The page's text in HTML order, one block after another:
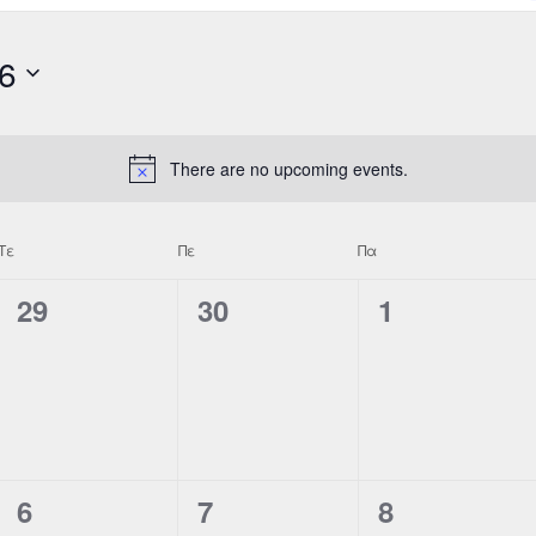
There are no upcoming events.
Πε Πα
0
29
0
30
0
1
0
6
0
7
0
8